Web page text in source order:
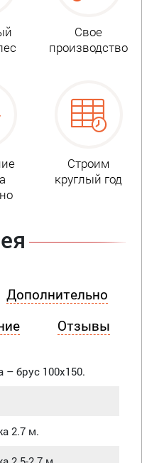
Свое
производство
Строим
круглый год
Дополнительно
Отзывы
– брус 100х150.
2.7 м.